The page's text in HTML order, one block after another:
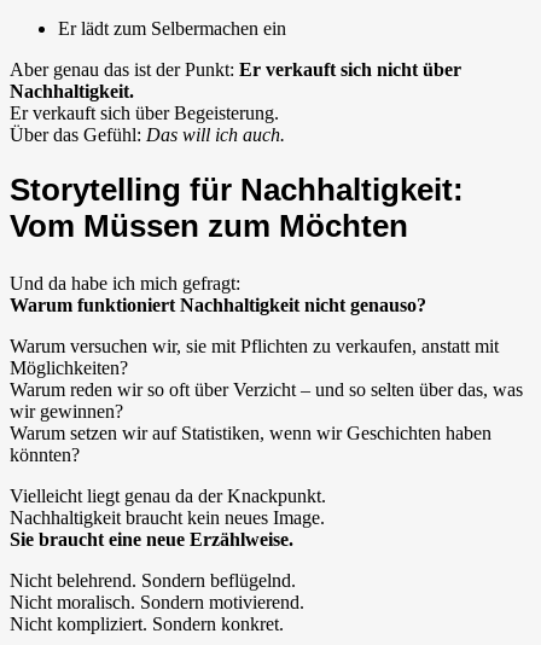
Er lädt zum Selbermachen ein
Aber genau das ist der Punkt: Er verkauft sich nicht über
Nachhaltigkeit.
Er verkauft sich über Begeisterung.
Über das Gefühl: Das will ich auch.
Storytelling für Nachhaltigkeit:
Vom Müssen zum Möchten
Und da habe ich mich gefragt:
Warum funktioniert Nachhaltigkeit nicht genauso?
Warum versuchen wir, sie mit Pflichten zu verkaufen, anstatt mit
Möglichkeiten?
Warum reden wir so oft über Verzicht – und so selten über das, was
wir gewinnen?
Warum setzen wir auf Statistiken, wenn wir Geschichten haben
könnten?
Vielleicht liegt genau da der Knackpunkt.
Nachhaltigkeit braucht kein neues Image.
Sie braucht eine neue Erzählweise.
Nicht belehrend. Sondern beflügelnd.
Nicht moralisch. Sondern motivierend.
Nicht kompliziert. Sondern konkret.